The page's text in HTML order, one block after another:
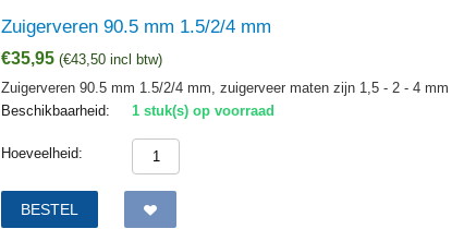
Zuigerveren 90.5 mm 1.5/2/4 mm
€35,95 (€43,50 incl btw)
Zuigerveren 90.5 mm 1.5/2/4 mm, zuigerveer maten zijn 1,5 - 2 - 4 mm
Beschikbaarheid:
1 stuk(s) op voorraad
Hoeveelheid:
BESTEL